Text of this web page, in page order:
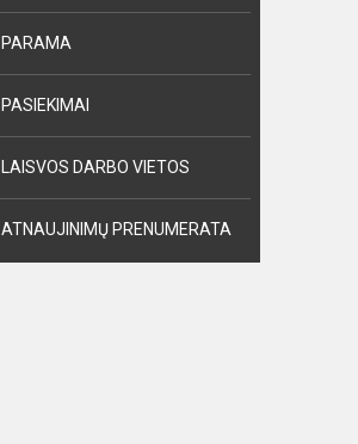
PARAMA
PASIEKIMAI
LAISVOS DARBO VIETOS
ATNAUJINIMŲ PRENUMERATA